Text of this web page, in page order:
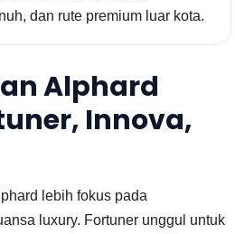
dan rute premium luar kota.
Alphard
Innova,
lebih fokus pada
luxury. Fortuner unggul untuk